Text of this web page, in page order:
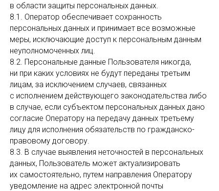
в области защиты персональных данных.
8.1. Оператор обеспечивает сохранность
персональных данных и принимает все возможные
меры, исключающие доступ к персональным данным
неуполномоченных лиц.
8.2. Персональные данные Пользователя никогда,
ни при каких условиях не будут переданы третьим
лицам, за исключением случаев, связанных
с исполнением действующего законодательства либо
в случае, если субъектом персональных данных дано
согласие Оператору на передачу данных третьему
лицу для исполнения обязательств по гражданско-
правовому договору.
8.3. В случае выявления неточностей в персональных
данных, Пользователь может актуализировать
их самостоятельно, путем направления Оператору
уведомление на адрес электронной почты